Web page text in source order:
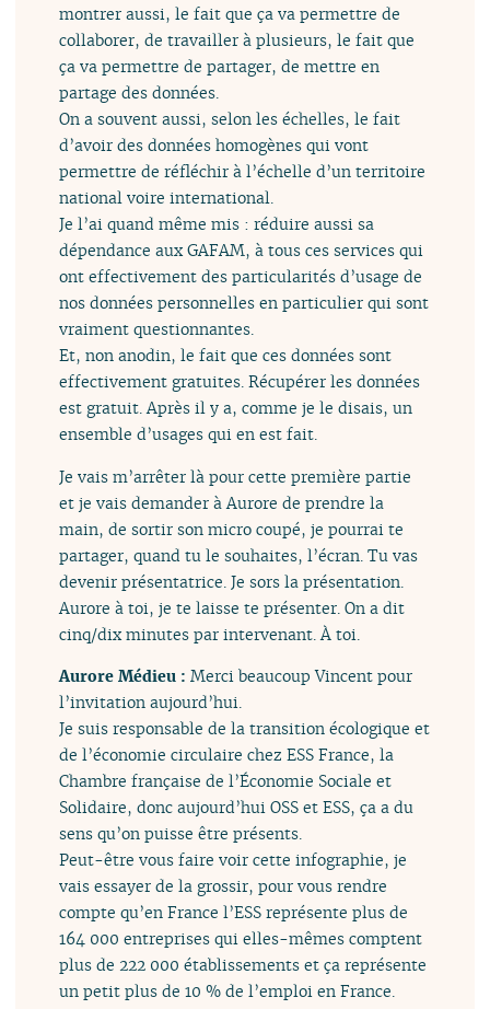
montrer aussi, le fait que ça va permettre de
collaborer, de travailler à plusieurs, le fait que
ça va permettre de partager, de mettre en
partage des données.
On a souvent aussi, selon les échelles, le fait
d’avoir des données homogènes qui vont
permettre de réfléchir à l’échelle d’un territoire
national voire international.
Je l’ai quand même mis : réduire aussi sa
dépendance aux GAFAM, à tous ces services qui
ont effectivement des particularités d’usage de
nos données personnelles en particulier qui sont
vraiment questionnantes.
Et, non anodin, le fait que ces données sont
effectivement gratuites. Récupérer les données
est gratuit. Après il y a, comme je le disais, un
ensemble d’usages qui en est fait.
Je vais m’arrêter là pour cette première partie
et je vais demander à Aurore de prendre la
main, de sortir son micro coupé, je pourrai te
partager, quand tu le souhaites, l’écran. Tu vas
devenir présentatrice. Je sors la présentation.
Aurore à toi, je te laisse te présenter. On a dit
cinq/dix minutes par intervenant. À toi.
Aurore Médieu :Merci beaucoup Vincent pour
l’invitation aujourd’hui.
Je suis responsable de la transition écologique et
de l’économie circulaire chez ESS France, la
Chambre française de l’Économie Sociale et
Solidaire, donc aujourd’hui OSS et ESS, ça a du
sens qu’on puisse être présents.
Peut-être vous faire voir cette infographie, je
vais essayer de la grossir, pour vous rendre
compte qu’en France l’ESS représente plus de
164 000 entreprises qui elles-mêmes comptent
plus de 222 000 établissements et ça représente
un petit plus de 10 % de l’emploi en France.